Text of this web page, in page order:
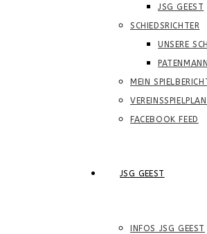
JSG GEEST
SCHIEDSRICHTER
UNSERE
MEIN
FACEBOOK FEED
JSG GEEST
INFOS JSG GEEST